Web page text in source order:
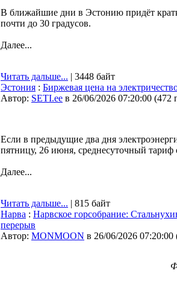
В ближайшие дни в Эстонию придёт
почти до 30 градусов.
Далее...
Читать дальше... | 3448 байт
Эстония : Биржевая цена на
Автор: SETI.ee в 26/06/2026 07:20:00 (472
Если в предыдущие два дня
пятницу, 26 июня, среднесуточный
Далее...
Читать дальше... | 815 байт
Нарва : Нарвское горсобрание:
перерыв
Автор: MONMOON в 26/06/2026 07:20:00